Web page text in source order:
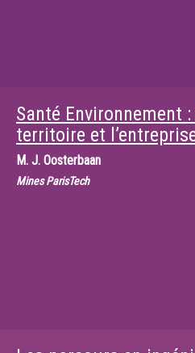
Santé Environnement
territoire et
M. J. Oosterbaan
Mines ParisTech